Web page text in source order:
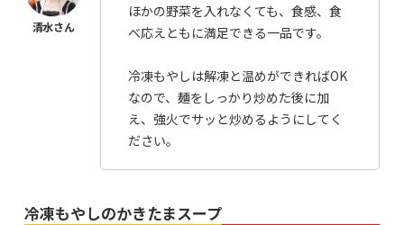
ほかの野菜を入れなくても、食感、食
べ応えともに満足できる一品です。
冷凍もやしは解凍と温めができればOK
なので、麺をしっかり炒めた後に加
え、強火でサッと炒めるようにしてく
ださい。
冷凍もやしのかきたまスープ